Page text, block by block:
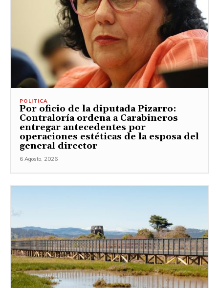
POLITICA
Por oficio de la diputada Pizarro:
Contraloría ordena a Carabineros
entregar antecedentes por
operaciones estéticas de la esposa del
general director
6 Agosto, 2026